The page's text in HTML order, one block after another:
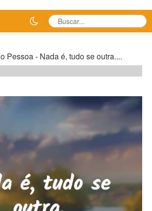
Pessoa - Nada é, tudo se outra....